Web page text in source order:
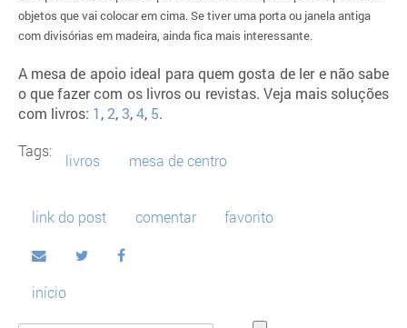
objetos que vai colocar em cima. Se tiver uma porta ou janela antiga
com divisórias em madeira, ainda fica mais interessante.
A mesa de apoio ideal para quem gosta de ler e não sabe
o que fazer com os livros ou revistas. Veja mais soluções
com livros: 1 , 2, 3, 4, 5.
Tags:
livros mesa de centro
link do post comentar favorito
início